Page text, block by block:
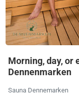
Morning, day, or
Dennenmarken
Sauna Dennemarken